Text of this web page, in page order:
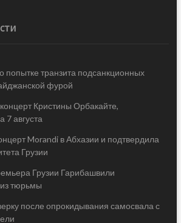
попытке транзита подсанкционных
фурой
Кристины Орбакайте,
7 августа
Morandi в Абхазии и подтвердила
Грузии
Грузии Гарибашвили
тюрьмы
после опрокидывания самосвала с